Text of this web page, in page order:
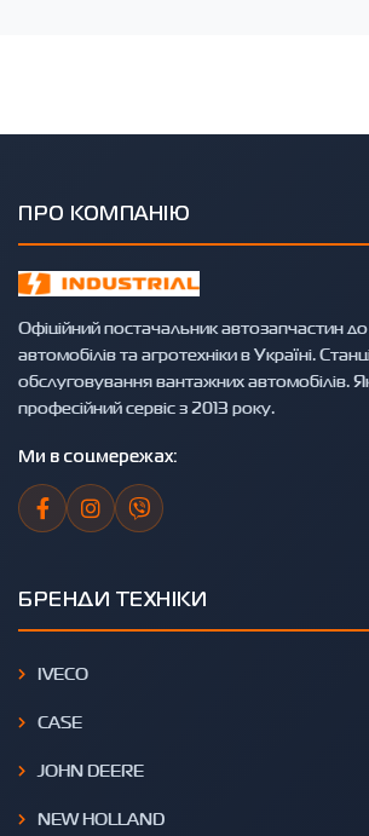
ПРО КОМПАНІЮ
Офіційний постачальник автозапчастин
автомобілів та агротехніки в Україні.
обслуговування вантажних автомобілів.
професійний сервіс з 2013 року.
Ми в соцмережах:
БРЕНДИ ТЕХНІКИ
IVECO
CASE
JOHN DEERE
NEW HOLLAND